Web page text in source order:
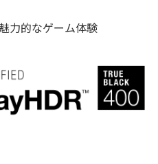
力的なゲーム体験